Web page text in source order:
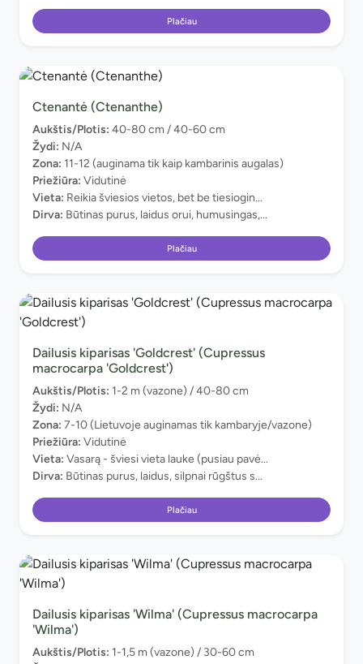
Plačiau
Ctenantė (Ctenanthe)
Aukštis/Plotis: 40-80 cm / 40-60 cm
Žydi: N/A
Zona: 11-12 (auginama tik kaip kambarinis augalas)
Priežiūra: Vidutinė
Vieta: Reikia šviesios vietos, bet be tiesiogin...
Dirva: Būtinas purus, laidus orui, humusingas,...
Plačiau
Dailusis kiparisas 'Goldcrest' (Cupressus
macrocarpa 'Goldcrest')
Aukštis/Plotis: 1-2 m (vazone) / 40-80 cm
Žydi: N/A
Zona: 7-10 (Lietuvoje auginamas tik kambaryje/vazone)
Priežiūra: Vidutinė
Vieta: Vasarą - šviesi vieta lauke (pusiau pavė...
Dirva: Būtinas purus, laidus, silpnai rūgštus s...
Plačiau
Dailusis kiparisas 'Wilma' (Cupressus macrocarpa
'Wilma')
Aukštis/Plotis: 1-1,5 m (vazone) / 30-60 cm